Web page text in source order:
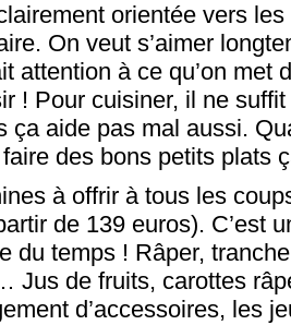
orientée vers
On veut s’aimer
attention à ce qu’on met
! Pour cuisiner, il ne suffit
ça aide pas mal aussi.
des bons petits plats
à offrir à tous les
de 139 euros). C’est
du temps ! Râper,
Jus de fruits, carottes
d’accessoires, les